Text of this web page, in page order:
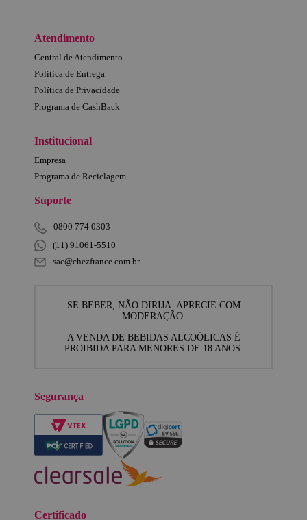
Atendimento
Central de Atendimento
Política de Entrega
Política de Privacidade
Programa de CashBack
Institucional
Empresa
Programa de Reciclagem
Suporte
0800 774 0303
(11) 91061-5510
sac@chezfrance.com.br
SE BEBER, NÃO DIRIJA. APRECIE COM
MODERAÇÃO.
A VENDA DE BEBIDAS ALCOÓLICAS É
PROIBIDA PARA MENORES DE 18 ANOS.
Segurança
Certificado